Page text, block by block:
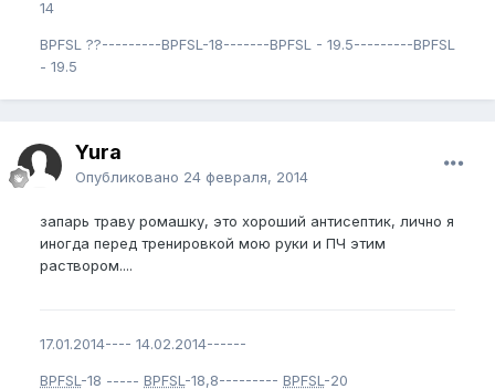
14
BPFSL ??---------BPFSL-18-------BPFSL - 19.5---------BPFSL
- 19.5
Yura
Опубликовано 24 февраля, 2014
запарь траву ромашку, это хороший антисептик, лично я
иногда перед тренировкой мою руки и ПЧ этим
раствором....
17.01.2014---- 14.02.2014------
BPFSL -18 ----- BPFSL -18,8--------- BPFSL -20